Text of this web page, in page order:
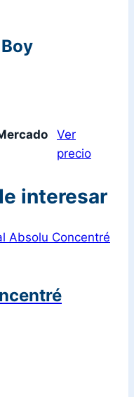
Ver
precio
interesar